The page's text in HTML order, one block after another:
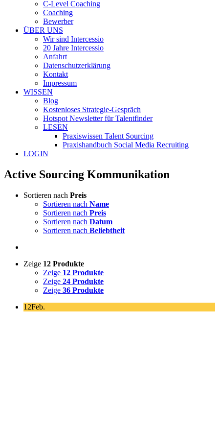
C-Level Coaching
Coaching
Bewerber
ÜBER UNS
Wir sind Intercessio
20 Jahre Intercessio
Anfahrt
Datenschutzerklärung
Kontakt
Impressum
WISSEN
Blog
Kostenloses Strategie-Gespräch
Hotspot Newsletter für Talentfinder
LESEN
Praxiswissen Talent Sourcing
Praxishandbuch Social Media Recruiting
LOGIN
Active Sourcing Kommunikation
Sortieren nach Preis
Sortieren nach Name
Sortieren nach Preis
Sortieren nach Datum
Sortieren nach Beliebtheit
Zeige 12 Produkte
Zeige 12 Produkte
Zeige 24 Produkte
Zeige 36 Produkte
12Feb.